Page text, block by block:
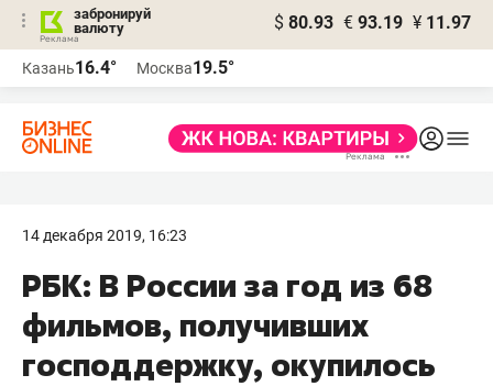
забронируй
валюту
$ 80.93 € 93.19 ¥ 11.97
Казань16.4° Москва19.5°
14 декабря 2019, 16:23
РБК: В России за год из 68
фильмов, получивших
господдержку, окупилось